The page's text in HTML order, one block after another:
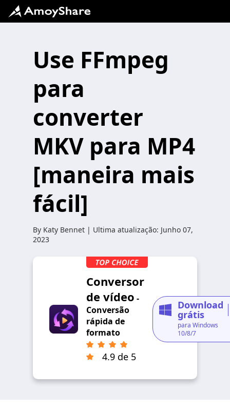
Use FFmpeg
para
converter
MKV para MP4
[maneira mais
fácil]
By Katy Bennet | Ultima atualização: Junho 07,
2023
Conversor
de vídeo -
Conversão
rápida de
formato
4.9 de 5
Download
grátis
para Windows
10/8/7